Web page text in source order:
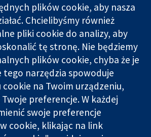
11-13 Cavendish
Square
Londyn
W1G 0AN
Wielka Brytania
Kontakt
Nowości
Biuro
prasowe
O nas
Praca
Cochrane
Library
plików cookie, aby nasza
Chcielibyśmy również
pliki cookie do analizy, aby
tę stronę. Nie będziemy
plików cookie, chyba że je
tego narzędzia spowoduje
na Twoim urządzeniu,
preferencje. W każdej
swoje preferencje
cookie, klikając na link